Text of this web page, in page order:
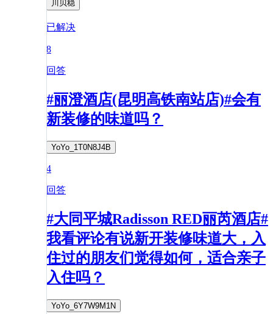
川贝稳
已解决
8
回答
#丽澄酒店(昆明高铁南站店)#会有
新装修的味道吗？
YoYo_1T0N8J4B
4
回答
#大同平城Radisson RED丽芮酒店#
我看评论有说新开装修味道大，入
住过的朋友们觉得如何，适合亲子
入住吗？
YoYo_6Y7W9M1N